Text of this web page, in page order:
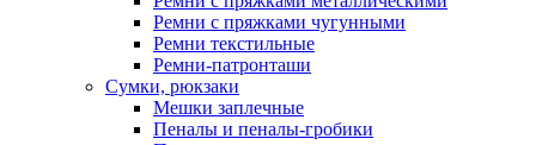
Ремни с пряжками чугунными
Ремни текстильные
Ремни-патронташи
Сумки, рюкзаки
Мешки заплечные
Пеналы и пеналы-гробики